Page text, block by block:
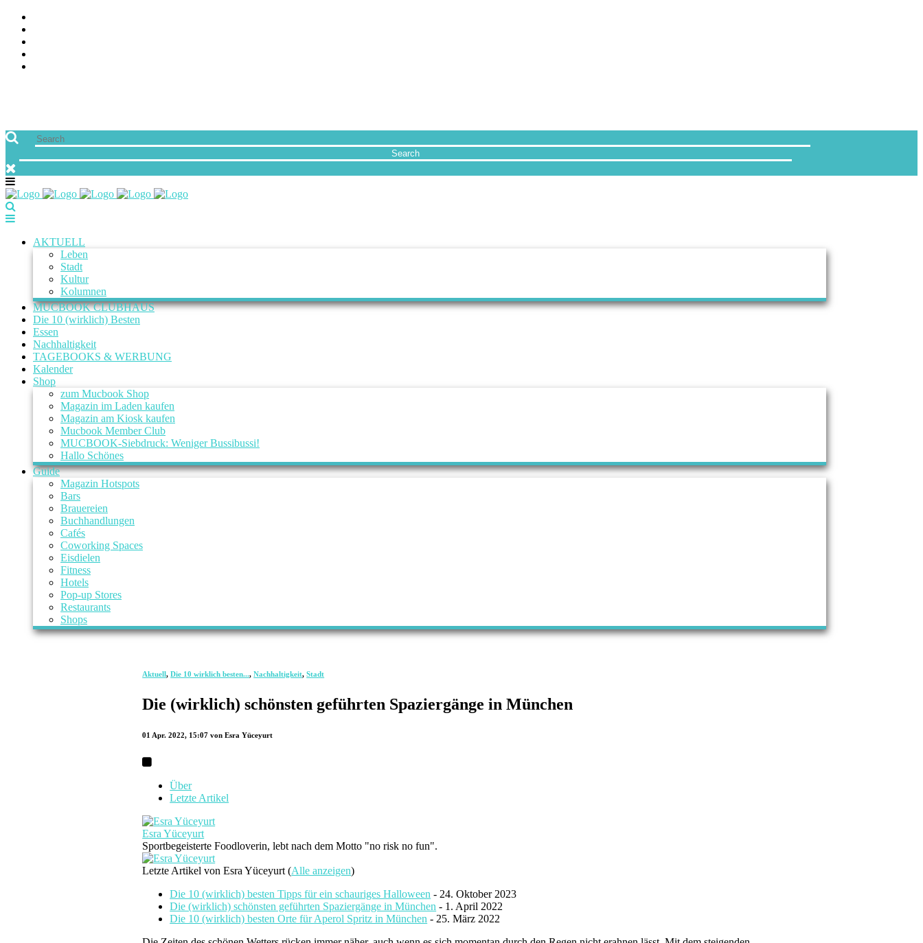
AKTUELL
Leben
Stadt
Kultur
Kolumnen
MUCBOOK CLUBHAUS
Die 10 (wirklich) Besten
Essen
Nachhaltigkeit
TAGEBOOKS & WERBUNG
Kalender
Shop
zum Mucbook Shop
Magazin im Laden kaufen
Magazin am Kiosk kaufen
Mucbook Member Club
MUCBOOK-Siebdruck: Weniger Bussibussi!
Hallo Schönes
Guide
Magazin Hotspots
Bars
Brauereien
Buchhandlungen
Cafés
Coworking Spaces
Eisdielen
Fitness
Hotels
Pop-up Stores
Restaurants
Shops
Aktuell,Die 10 wirklich besten...,Nachhaltigkeit,Stadt
Die (wirklich) schönsten geführten Spaziergänge in München
01 Apr. 2022, 15:07 von Esra Yüceyurt
Über
Letzte Artikel
Esra Yüceyurt
Sportbegeisterte Foodloverin, lebt nach dem Motto "no risk no fun".
Letzte Artikel von Esra Yüceyurt(Alle anzeigen)
Die 10 (wirklich) besten Tipps für ein schauriges Halloween - 24. Oktober 2023
Die (wirklich) schönsten geführten Spaziergänge in München - 1. April 2022
Die 10 (wirklich) besten Orte für Aperol Spritz in München - 25. März 2022